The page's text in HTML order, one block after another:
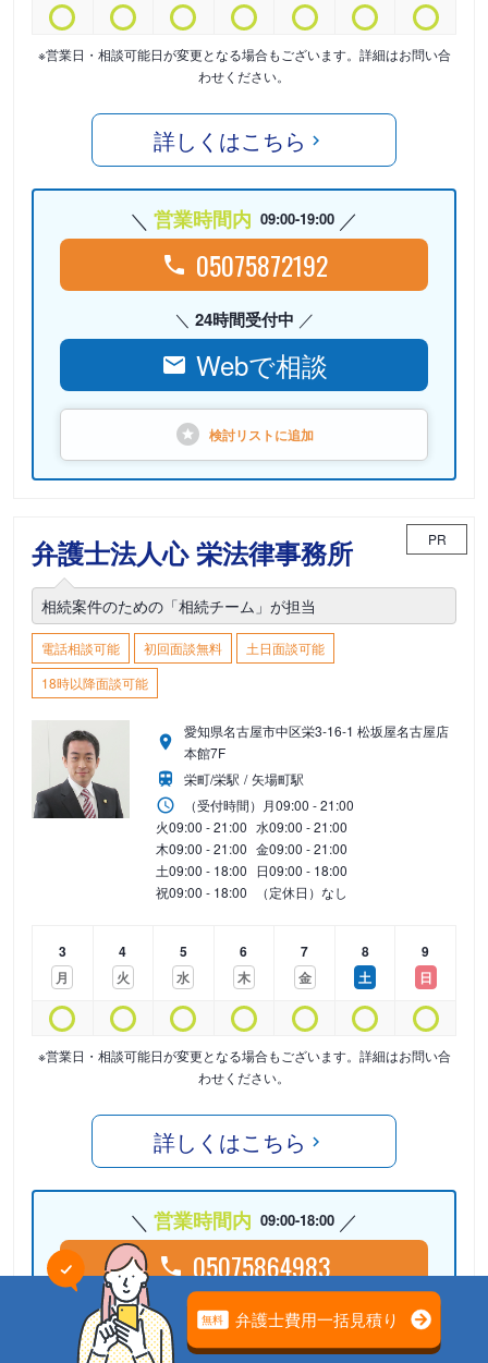
※営業日・相談可能日が変更となる場合もございます。詳細はお問い合
わせください。
詳しくはこちら
営業時間内 09:00-19:00
05075872192
24時間受付中
Webで相談
検討リストに追加
弁護士法人心 栄法律事務所 PR
相続案件のための「相続チーム」が担当
電話相談可能 初回面談無料
土日面談可能
18時以降面談可能
愛知県名古屋市中区栄3-16-1 松坂屋名古屋店
本館7F
栄町/栄駅
矢場町駅
（受付時間） 月09:00 - 21:00
火09:00 - 21:00 水09:00 - 21:00
木09:00 - 21:00 金09:00 - 21:00
土09:00 - 18:00 日09:00 - 18:00
祝09:00 - 18:00 （定休日）なし
3
月
4
火
5
水
6
木
7
金
8
土
9
日
※営業日・相談可能日が変更となる場合もございます。詳細はお問い合
わせください。
詳しくはこちら
営業時間内 09:00-18:00
05075864983
24時間受付中